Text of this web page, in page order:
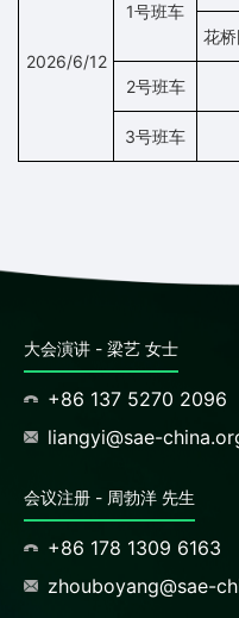
2026/6/12
1号班车
花
2号班车
3号班车
大会演讲 - 梁艺 女士
+86 137 5270 2096
liangyi@sae-
会议注册 - 周勃洋 先生
+86 178 1309 6163
zhouboyang@sae-